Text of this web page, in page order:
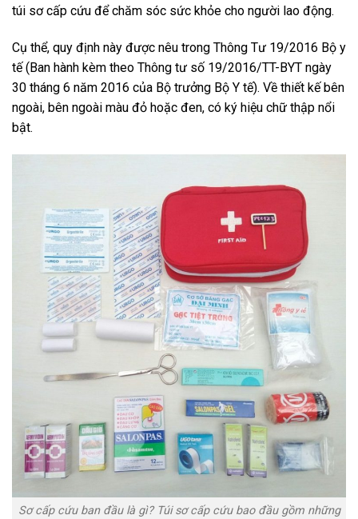
túi sơ cấp cứu để chăm sóc sức khỏe cho người lao động.
Cụ thể, quy định này được nêu trong Thông Tư 19/2016 Bộ y
tế (Ban hành kèm theo Thông tư số 19/2016/TT-BYT ngày
30 tháng 6 năm 2016 của Bộ trưởng Bộ Y tế). Về thiết kế bên
ngoài, bên ngoài màu đỏ hoặc đen, có ký hiệu chữ thập nổi
bật.
Sơ cấp cứu ban đầu là gì? Túi sơ cấp cứu bao đầu gồm những